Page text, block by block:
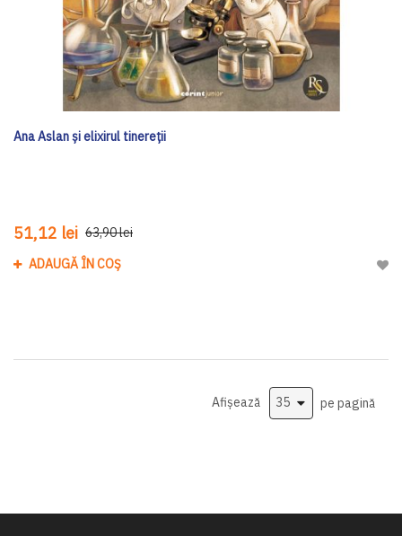
Ana Aslan și elixirul tinereții
51,12 lei 63,90 lei
ADAUGĂ ÎN COȘ
Afișează pe pagină